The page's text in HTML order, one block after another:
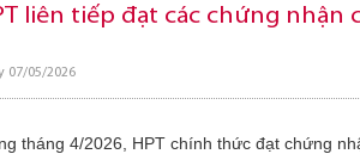
liên tiếp đạt các chứng nhận
07/05/2026
tháng 4/2026, HPT chính thức đạt chứng